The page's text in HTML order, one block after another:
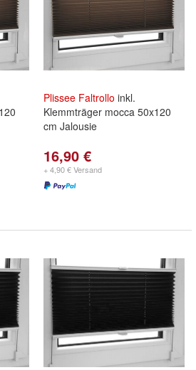
Plissee Faltrollo inkl.
Klemmträger mocca 50x120
cm Jalousie
16,90 €
+ 4,90 € Versand